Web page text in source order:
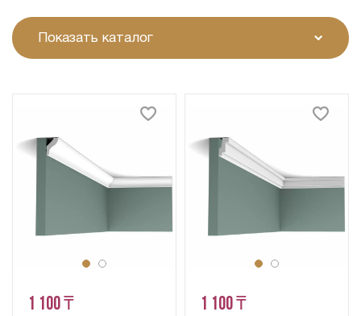
Показать каталог
1 100 ₸ 1 100 ₸